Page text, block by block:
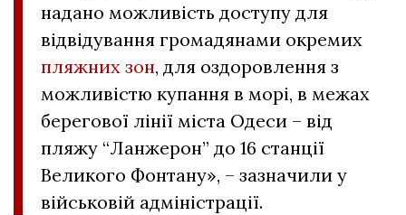
надано можливість доступу для
відвідування громадянами окремих
пляжних зон, для оздоровлення з
можливістю купання в морі, в межах
берегової лінії міста Одеси – від
пляжу “Ланжерон” до 16 станції
Великого Фонтану», – зазначили у
військовій адміністрації.